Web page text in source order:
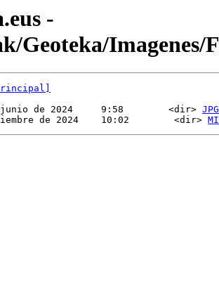
-
Geoteka/Imagenes/
junio de 2024     9:58        <dir> JPG
de 2024    10:02        <dir>